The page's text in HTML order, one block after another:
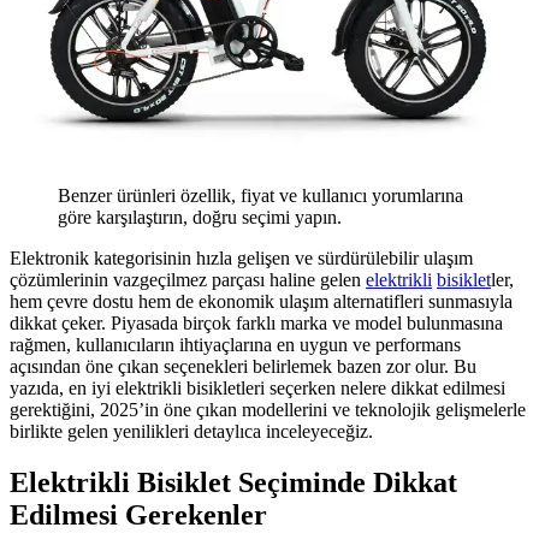
Benzer ürünleri özellik, fiyat ve kullanıcı yorumlarına
göre karşılaştırın, doğru seçimi yapın.
Elektronik kategorisinin hızla gelişen ve sürdürülebilir ulaşım
çözümlerinin vazgeçilmez parçası haline gelen elektrikli bisikletler,
hem çevre dostu hem de ekonomik ulaşım alternatifleri sunmasıyla
dikkat çeker. Piyasada birçok farklı marka ve model bulunmasına
rağmen, kullanıcıların ihtiyaçlarına en uygun ve performans
açısından öne çıkan seçenekleri belirlemek bazen zor olur. Bu
yazıda, en iyi elektrikli bisikletleri seçerken nelere dikkat edilmesi
gerektiğini, 2025’in öne çıkan modellerini ve teknolojik gelişmelerle
birlikte gelen yenilikleri detaylıca inceleyeceğiz.
Elektrikli Bisiklet Seçiminde Dikkat
Edilmesi Gerekenler